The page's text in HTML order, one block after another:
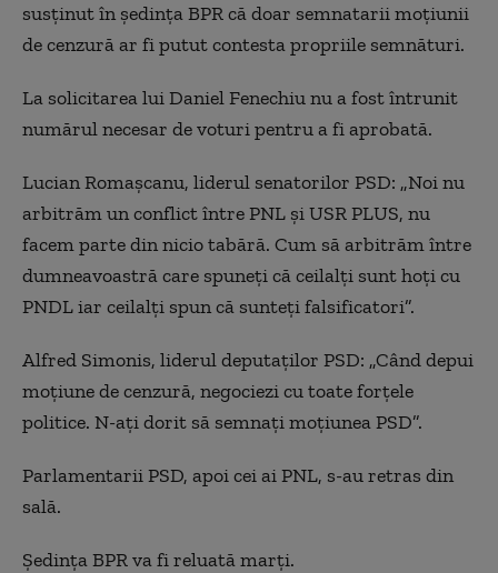
susținut în ședința BPR că doar semnatarii moțiunii
de cenzură ar fi putut contesta propriile semnături.
La solicitarea lui Daniel Fenechiu nu a fost întrunit
numărul necesar de voturi pentru a fi aprobată.
Lucian Romașcanu, liderul senatorilor PSD: „Noi nu
arbitrăm un conflict între PNL și USR PLUS, nu
facem parte din nicio tabără. Cum să arbitrăm între
dumneavoastră care spuneți că ceilalți sunt hoți cu
PNDL iar ceilalți spun că sunteți falsificatori”.
Alfred Simonis, liderul deputaților PSD: „Când depui
moțiune de cenzură, negociezi cu toate forțele
politice. N-ați dorit să semnați moțiunea PSD”.
Parlamentarii PSD, apoi cei ai PNL, s-au retras din
sală.
Ședința BPR va fi reluată marți.